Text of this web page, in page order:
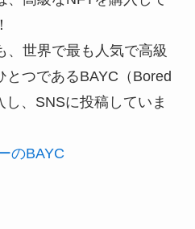
、世界で最も人気で高級
とつであるBAYC（Bored
、SNSに投稿していま
のBAYC